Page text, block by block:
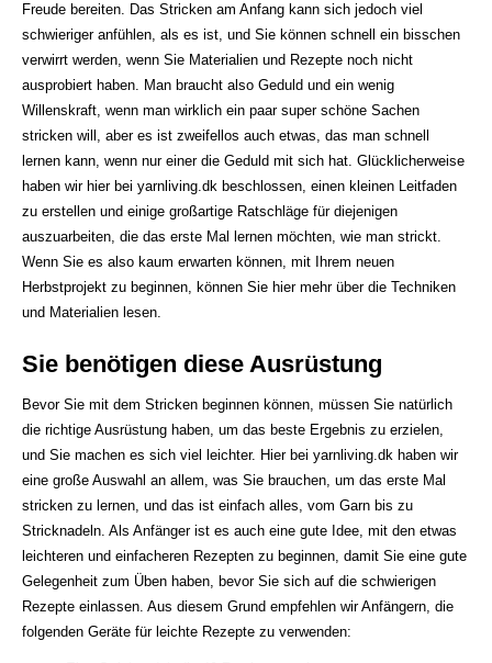
Freude bereiten. Das Stricken am Anfang kann sich jedoch viel
schwieriger anfühlen, als es ist, und Sie können schnell ein bisschen
verwirrt werden, wenn Sie Materialien und Rezepte noch nicht
ausprobiert haben. Man braucht also Geduld und ein wenig
Willenskraft, wenn man wirklich ein paar super schöne Sachen
stricken will, aber es ist zweifellos auch etwas, das man schnell
lernen kann, wenn nur einer die Geduld mit sich hat. Glücklicherweise
haben wir hier bei yarnliving.dk beschlossen, einen kleinen Leitfaden
zu erstellen und einige großartige Ratschläge für diejenigen
auszuarbeiten, die das erste Mal lernen möchten, wie man strickt.
Wenn Sie es also kaum erwarten können, mit Ihrem neuen
Herbstprojekt zu beginnen, können Sie hier mehr über die Techniken
und Materialien lesen.
Sie benötigen diese Ausrüstung
Bevor Sie mit dem Stricken beginnen können, müssen Sie natürlich
die richtige Ausrüstung haben, um das beste Ergebnis zu erzielen,
und Sie machen es sich viel leichter. Hier bei yarnliving.dk haben wir
eine große Auswahl an allem, was Sie brauchen, um das erste Mal
stricken zu lernen, und das ist einfach alles, vom Garn bis zu
Stricknadeln. Als Anfänger ist es auch eine gute Idee, mit den etwas
leichteren und einfacheren Rezepten zu beginnen, damit Sie eine gute
Gelegenheit zum Üben haben, bevor Sie sich auf die schwierigen
Rezepte einlassen. Aus diesem Grund empfehlen wir Anfängern, die
folgenden Geräte für leichte Rezepte zu verwenden: